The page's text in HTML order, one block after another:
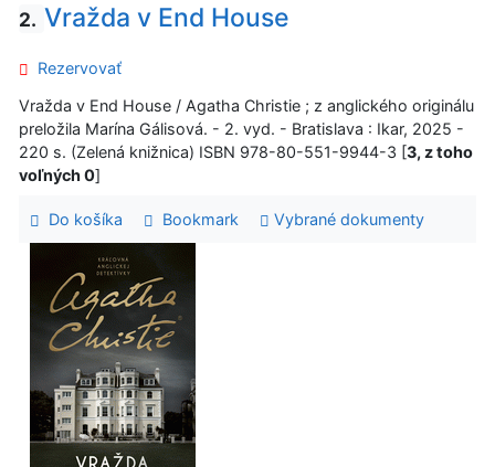
2. Vražda v End House
Rezervovať
Vražda v End House / Agatha Christie ; z anglického originálu
preložila Marína Gálisová. - 2. vyd. - Bratislava : Ikar, 2025 -
220 s. (Zelená knižnica) ISBN 978-80-551-9944-3 [3, z toho
voľných 0]
Do košíka Bookmark Vybrané dokumenty